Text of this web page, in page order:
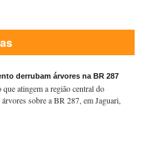
derrubam árvores na BR 287
atingem a região central do
árvores sobre a BR 287, em Jaguari,